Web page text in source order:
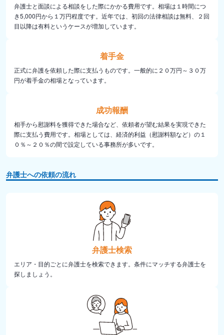
弁護士と面談による相談をした際にかかる費用です。相場は１時間につ
き5,000円から１万円程度です。近年では、初回の法律相談は無料、２回
目以降は有料というケースが増加しています。
着手金
正式に弁護を依頼した際に支払うものです。一般的に２０万円～３０万
円が着手金の相場となっています。
成功報酬
相手から慰謝料を獲得できた場合など、依頼者が望む結果を実現できた
際に支払う費用です。相場としては、経済的利益（慰謝料額など）の１
０％～２０％の間で設定している事務所が多いです。
弁護士への依頼の流れ
弁護士検索
エリア・目的ごとに弁護士を検索できます。条件にマッチする弁護士を
探しましょう。